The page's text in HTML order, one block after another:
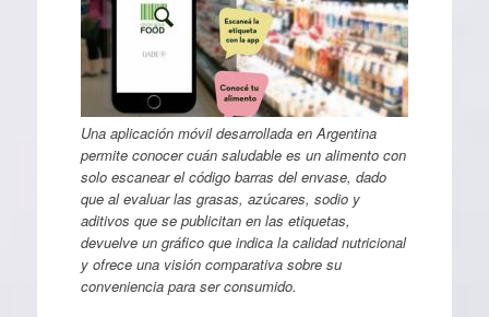
Una aplicación móvil desarrollada en Argentina
permite conocer cuán saludable es un alimento con
solo escanear el código barras del envase, dado
que al evaluar las grasas, azúcares, sodio y
aditivos que se publicitan en las etiquetas,
devuelve un gráfico que indica la calidad nutricional
y ofrece una visión comparativa sobre su
conveniencia para ser consumido.